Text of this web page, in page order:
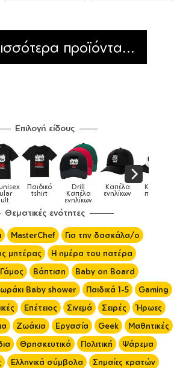
προϊόντα...
Επιλογή είδους
Καπέλα
ενηλίκων
Καπέλα
παιδικά Κούπες Κούπες
ειδικές
Θεματικές ενότητες
MasterChef
Για την δασκάλα/ο
μητέρας
Η ημέρα του πατέρα
Βάπτιση
Baby on Board
Baby shower Παιδικά 1-5
Gaming
Επέτειος Σινεμά Σειρές
Ήρωες
Ζωάκια Εργασία Geek
Μαθητικές
Θρησκευτικά Πολιτική
Ψάρεμα
Ελληνικά σύμβολα
Σημαίες κρατών